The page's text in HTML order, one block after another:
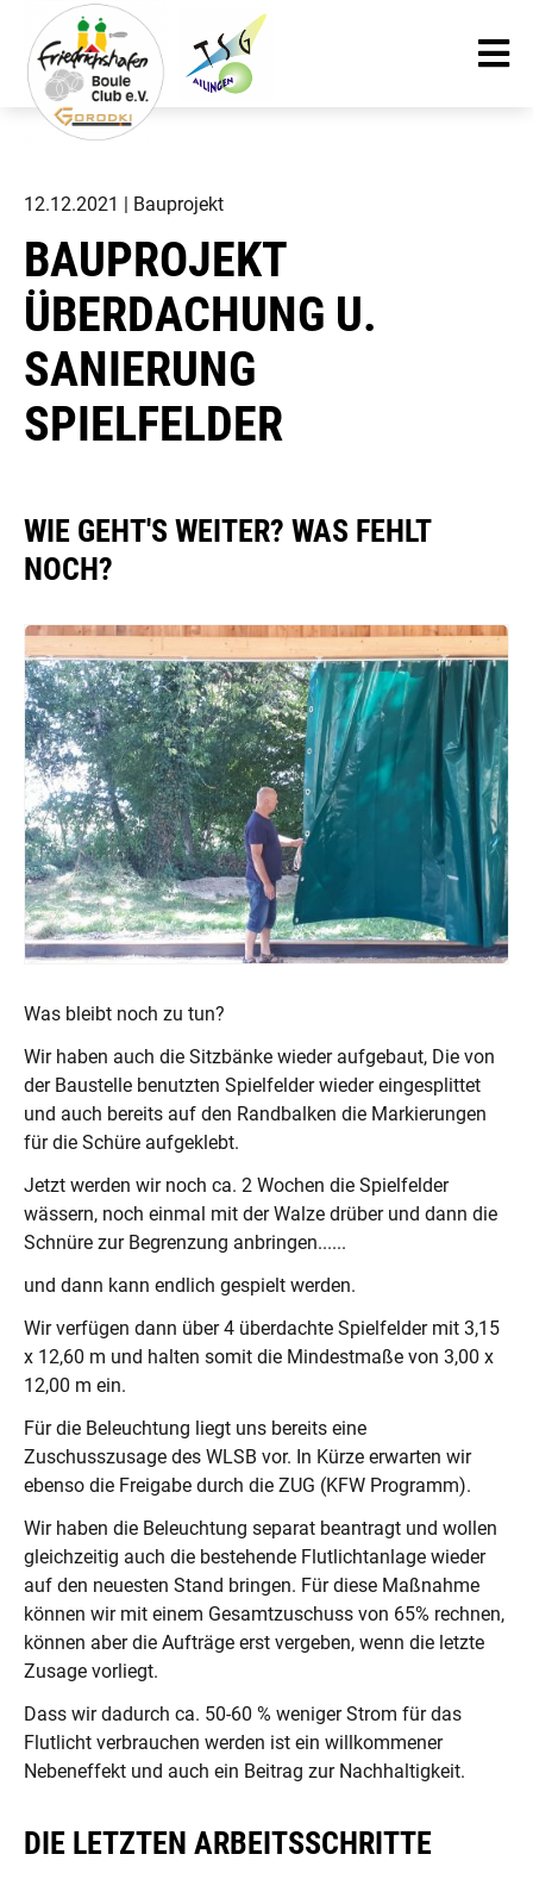
12.12.2021 | Bauprojekt
BAUPROJEKT
ÜBERDACHUNG U.
SANIERUNG
SPIELFELDER
WIE GEHT'S WEITER? WAS FEHLT
NOCH?
Was bleibt noch zu tun?
Wir haben auch die Sitzbänke wieder aufgebaut, Die von
der Baustelle benutzten Spielfelder wieder eingesplittet
und auch bereits auf den Randbalken die Markierungen
für die Schüre aufgeklebt.
Jetzt werden wir noch ca. 2 Wochen die Spielfelder
wässern, noch einmal mit der Walze drüber und dann die
Schnüre zur Begrenzung anbringen......
und dann kann endlich gespielt werden.
Wir verfügen dann über 4 überdachte Spielfelder mit 3,15
x 12,60 m und halten somit die Mindestmaße von 3,00 x
12,00 m ein.
Für die Beleuchtung liegt uns bereits eine
Zuschusszusage des WLSB vor. In Kürze erwarten wir
ebenso die Freigabe durch die ZUG (KFW Programm).
Wir haben die Beleuchtung separat beantragt und wollen
gleichzeitig auch die bestehende Flutlichtanlage wieder
auf den neuesten Stand bringen. Für diese Maßnahme
können wir mit einem Gesamtzuschuss von 65% rechnen,
können aber die Aufträge erst vergeben, wenn die letzte
Zusage vorliegt.
Dass wir dadurch ca. 50-60 % weniger Strom für das
Flutlicht verbrauchen werden ist ein willkommener
Nebeneffekt und auch ein Beitrag zur Nachhaltigkeit.
DIE LETZTEN ARBEITSSCHRITTE